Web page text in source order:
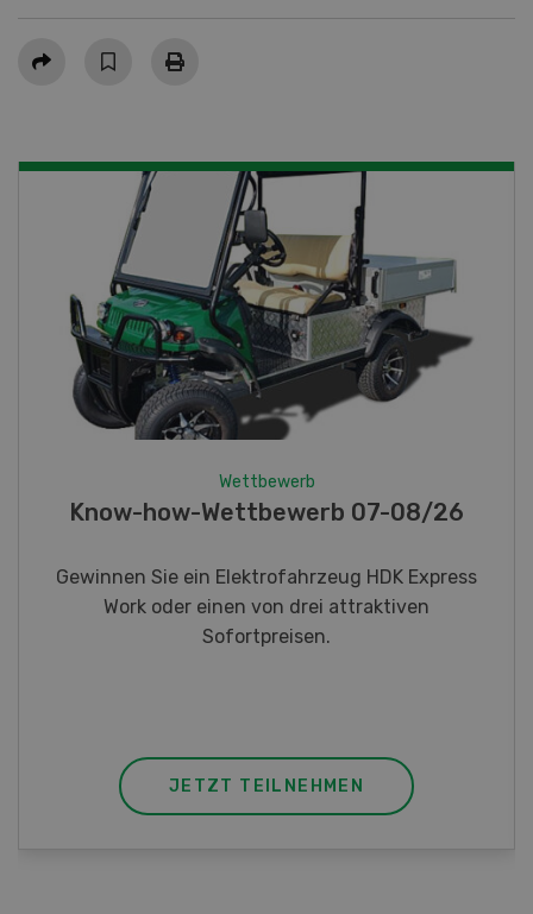
Teilen
Fotorätsel 07-08/26
Gewinnen Sie eines von fünf LANDI
Taschenmessern
JETZT TEILNEHMEN